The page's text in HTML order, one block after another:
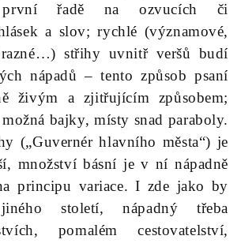
řadě na ozvucích či
a slov; rychlé (významové,
střihy uvnitř veršů budí
nápadů – tento způsob psaní
živým a zjitřujícím způsobem;
bajky, místy snad paraboly.
(„Guvernér hlavního města“) je
množství básní je v ní nápadně
principu variace. I zde jako by
století, nápadný třeba
pomalém cestovatelství,